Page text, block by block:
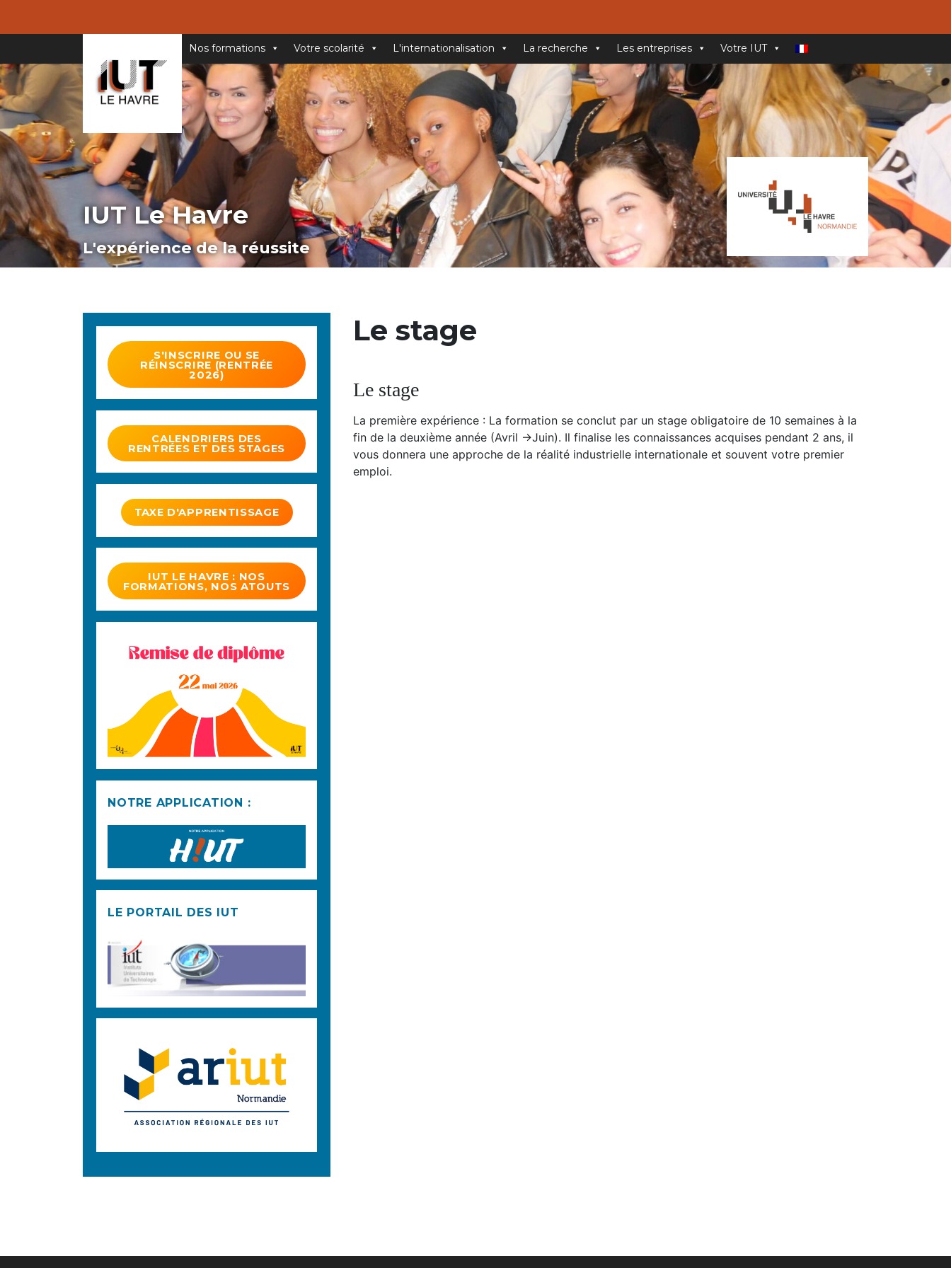
Nos formations Votre scolarité L'internationalisation La recherche Les entreprises Votre IUT
IUT Le Havre
L'expérience de la réussite
S'INSCRIRE OU SE
RÉINSCRIRE (RENTRÉE
2026)
CALENDRIERS DES
RENTRÉES ET DES STAGES
TAXE D'APPRENTISSAGE
IUT LE HAVRE : NOS
FORMATIONS, NOS ATOUTS
NOTRE APPLICATION :
LE PORTAIL DES IUT
Le stage
Le stage
La première expérience : La formation se conclut par un stage obligatoire de 10 semaines à la
fin de la deuxième année (Avril ->Juin). Il finalise les connaissances acquises pendant 2 ans, il
vous donnera une approche de la réalité industrielle internationale et souvent votre premier
emploi.